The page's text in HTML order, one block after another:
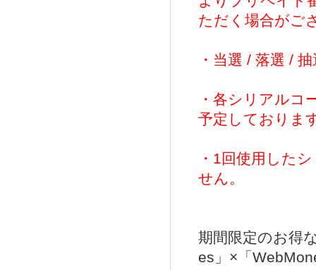
ただく場合がご
・当選 / 落選 /
・各シリアルコ
予定しておりま
・1回使用した
せん。
期間限定のお得
es」×「